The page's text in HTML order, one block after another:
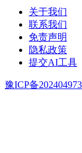
关于我们
联系我们
免责声明
隐私政策
提交AI工具
豫ICP备